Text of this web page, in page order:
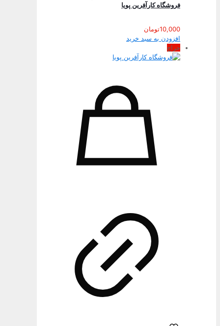
فروشگاه کارآفرین پویا
10,000تومان
افزودن به سبد خرید
حراج